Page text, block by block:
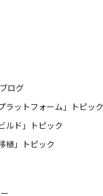
ログ
ラットフォーム」トピック
ルド」トピック
植」トピック